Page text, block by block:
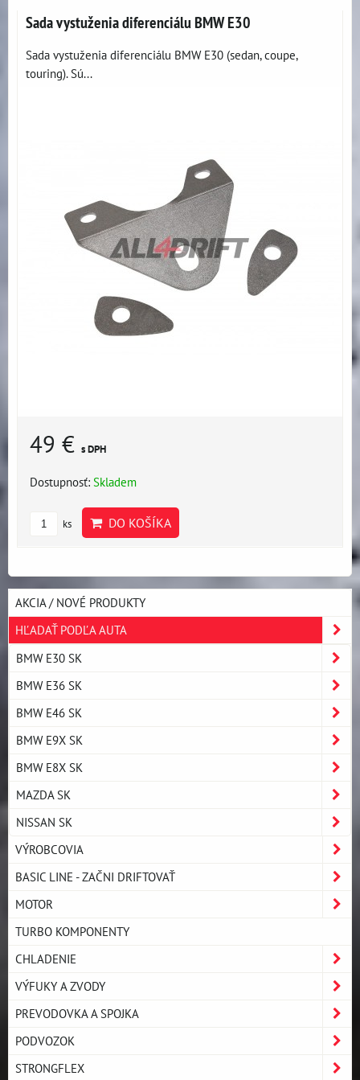
Sada vystuženia diferenciálu BMW E30
Sada vystuženia diferenciálu BMW E30 (sedan, coupe,
touring). Sú...
49 € s DPH
Dostupnosť: Skladem
ks DO KOŠÍKA
AKCIA / NOVÉ PRODUKTY
HĽADAŤ PODĽA AUTA
BMW E30 SK
BMW E36 SK
BMW E46 SK
BMW E9X SK
BMW E8X SK
MAZDA SK
NISSAN SK
VÝROBCOVIA
BASIC LINE - ZAČNI DRIFTOVAŤ
MOTOR
TURBO KOMPONENTY
CHLADENIE
VÝFUKY A ZVODY
PREVODOVKA A SPOJKA
PODVOZOK
STRONGFLEX